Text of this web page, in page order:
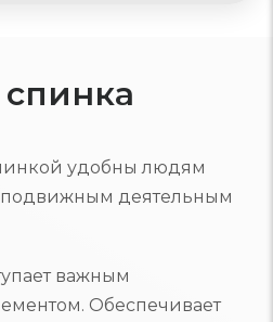
удобны людям
подвижным деятельным
важным
Обеспечивает